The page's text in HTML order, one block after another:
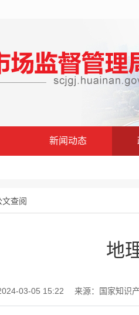
新闻动态
文查阅
地
03-05 15:22 来源：国家知识